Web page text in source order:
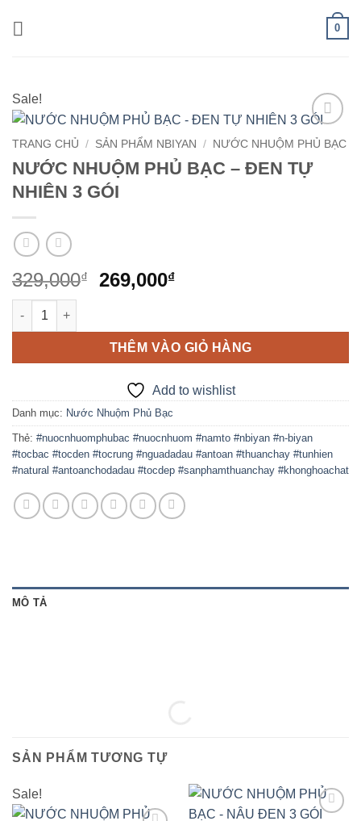
0
Sale!
Add to
TRANG CHỦ / SẢN PHẨM NBIYAN / NƯỚC NHUỘM PHỦ BẠC
NƯỚC NHUỘM PHỦ BẠC – ĐEN TỰ
NHIÊN 3 GÓI
329,000₫
Giá
329,000₫.
269,000₫Giá
là:
269,000₫.
NƯỚC NHUỘM PHỦ BẠC - ĐEN TỰ NHIÊN 3 GÓI số lượng
THÊM VÀO GIỎ HÀNG
Add to wishlist
Danh mục: Nước Nhuộm Phủ Bạc
Thẻ: #nuocnhuomphubac #nuocnhuom #namto #nbiyan #n-biyan
#tocbac #tocden #tocrung #nguadadau #antoan #thuanchay #tunhien
#natural #antoanchodadau #tocdep #sanphamthuanchay #khonghoachat
MÔ TẢ
SẢN PHẨM TƯƠNG TỰ
Sale!